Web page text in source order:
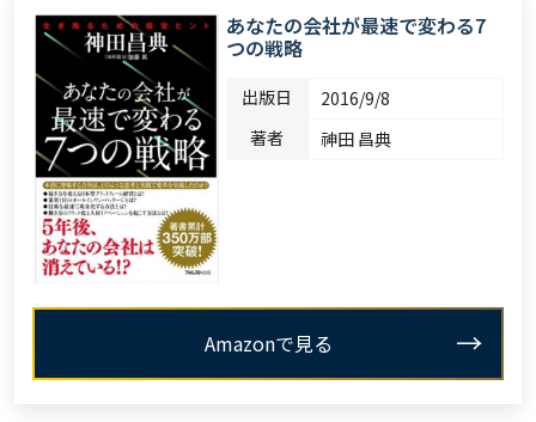
あなたの会社が最速で変わる7
つの戦略
出版日
2016/9/8
著者
神田 昌典
Amazonで見る